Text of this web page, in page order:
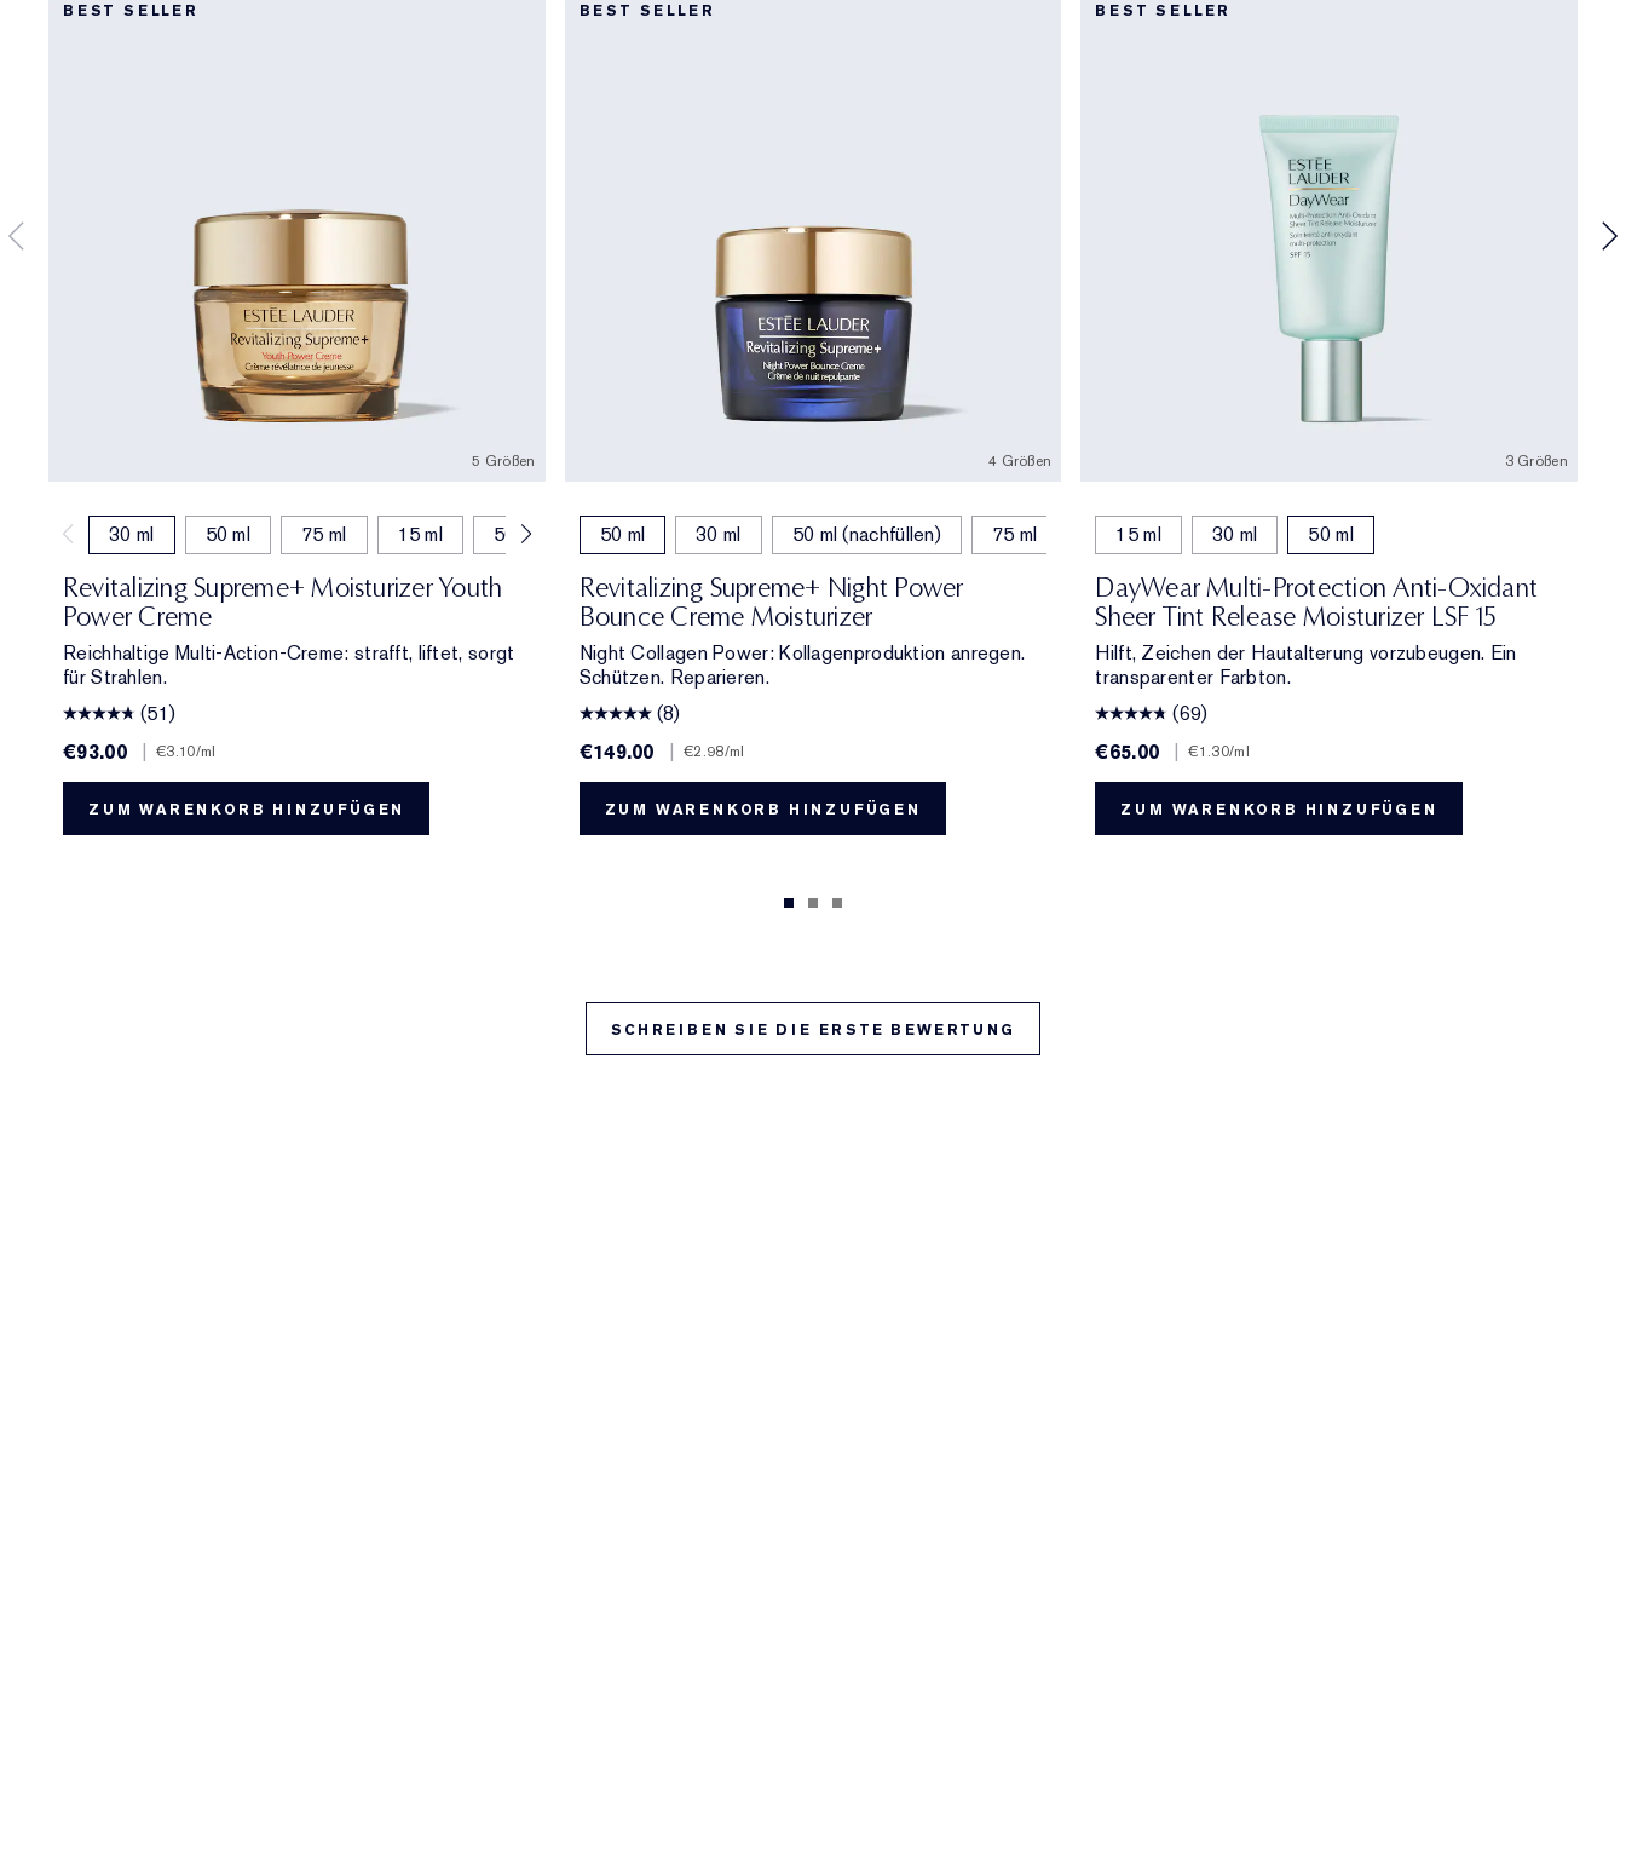
BEST SELLER
5 Größen
30 ml 50 ml 75 ml 15 ml 50 ml (nachfüllen)
Revitalizing Supreme+ Moisturizer Youth
Power Creme
Reichhaltige Multi-Action-Creme: strafft, liftet, sorgt
für Strahlen.
(51)
€93.00
| €3.10/ml
ZUM WARENKORB HINZUFÜGEN
BEST SELLER
4 Größen
50 ml 30 ml 50 ml (nachfüllen) 75 ml
Revitalizing Supreme+ Night Power
Bounce Creme Moisturizer
Night Collagen Power: Kollagenproduktion anregen.
Schützen. Reparieren.
(8)
€149.00
| €2.98/ml
ZUM WARENKORB HINZUFÜGEN
BEST SELLER
3 Größen
15 ml 30 ml 50 ml
DayWear Multi-Protection Anti-Oxidant
Sheer Tint Release Moisturizer LSF 15
Hilft, Zeichen der Hautalterung vorzubeugen. Ein
transparenter Farbton.
(69)
€65.00
| €1.30/ml
ZUM WARENKORB HINZUFÜGEN
SCHREIBEN SIE DIE ERSTE BEWERTUNG